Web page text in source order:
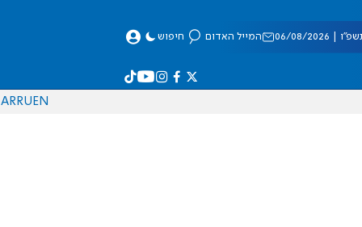
08/2026 המייל האדום חיפוש
EN
RU
AR